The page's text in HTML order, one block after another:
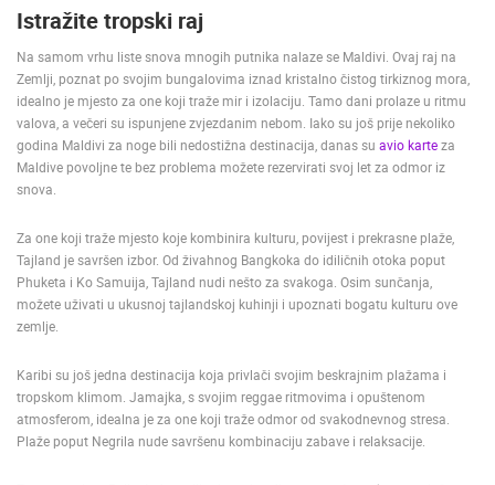
HRVATSKI
ENGLISH
Istražite tropski raj
Na samom vrhu liste snova mnogih putnika nalaze se Maldivi. Ovaj raj na
Zemlji, poznat po svojim bungalovima iznad kristalno čistog tirkiznog mora,
idealno je mjesto za one koji traže mir i izolaciju. Tamo dani prolaze u ritmu
valova, a večeri su ispunjene zvjezdanim nebom. Iako su još prije nekoliko
godina Maldivi za noge bili nedostižna destinacija, danas su avio karteza
Maldive povoljne te bez problema možete rezervirati svoj let za odmor iz
snova.
Za one koji traže mjesto koje kombinira kulturu, povijest i prekrasne plaže,
Tajland je savršen izbor. Od živahnog Bangkoka do idiličnih otoka poput
Phuketa i Ko Samuija, Tajland nudi nešto za svakoga. Osim sunčanja,
možete uživati u ukusnoj tajlandskoj kuhinji i upoznati bogatu kulturu ove
zemlje.
Karibi su još jedna destinacija koja privlači svojim beskrajnim plažama i
tropskom klimom. Jamajka, s svojim reggae ritmovima i opuštenom
atmosferom, idealna je za one koji traže odmor od svakodnevnog stresa.
Plaže poput Negrila nude savršenu kombinaciju zabave i relaksacije.